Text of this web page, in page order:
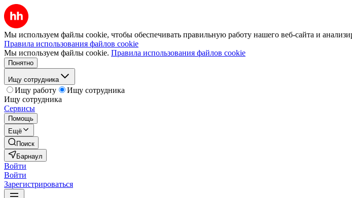
Мы используем файлы cookie, чтобы обеспечивать правильную работу нашего веб-сайта и
Правила использования файлов cookie
Мы используем файлы cookie. Правила использования файлов cookie
Понятно
Ищу сотрудника
Ищу работу
Ищу сотрудника
Ищу сотрудника
Сервисы
Помощь
Ещё
Поиск
Барнаул
Войти
Войти
Зарегистрироваться